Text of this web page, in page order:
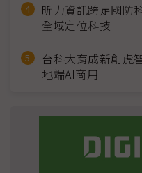
昕力資訊跨足國防
全域定位科技
台科大育成新創虎
地端AI商用